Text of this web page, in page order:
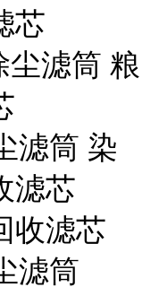
芯
尘滤筒 粮
滤筒 染
滤芯
收滤芯
滤筒